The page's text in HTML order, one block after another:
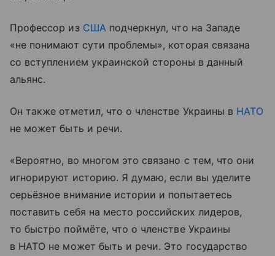
Профессор из США подчеркнул, что на Западе
«не понимают сути проблемы», которая связана
со вступлением украинской стороны в данный
альянс.
Он также отметил, что о членстве Украины в НАТО
не может быть и речи.
«Вероятно, во многом это связано с тем, что они
игнорируют историю. Я думаю, если вы уделите
серьёзное внимание истории и попытаетесь
поставить себя на место российских лидеров,
то быстро поймёте, что о членстве Украины
в НАТО не может быть и речи. Это государство